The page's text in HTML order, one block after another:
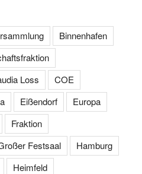
Binnenhafen
Loss
COE
Eißendorf
Europa
Fraktion
Festsaal
Hamburg
Heimfeld